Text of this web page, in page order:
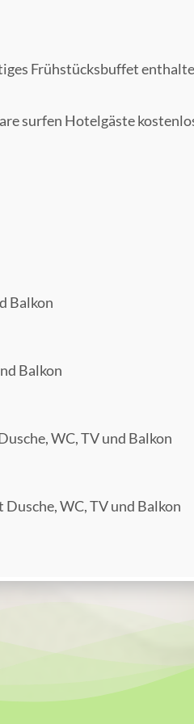
Frühstücksbuffet
surfen Hotelgäste
Balkon
Balkon
WC, TV und Balkon
WC, TV und Balkon